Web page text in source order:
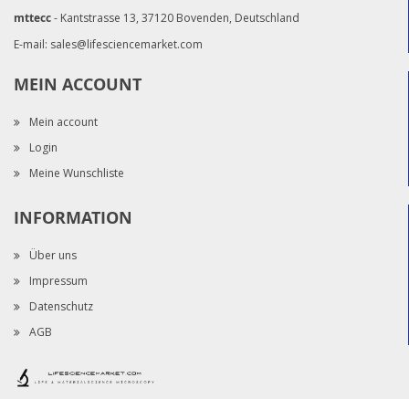
mttecc- Kantstrasse 13, 37120 Bovenden, Deutschland
E-mail: sales@lifesciencemarket.com
MEIN ACCOUNT
Mein account
Login
Meine Wunschliste
INFORMATION
Über uns
Impressum
Datenschutz
AGB